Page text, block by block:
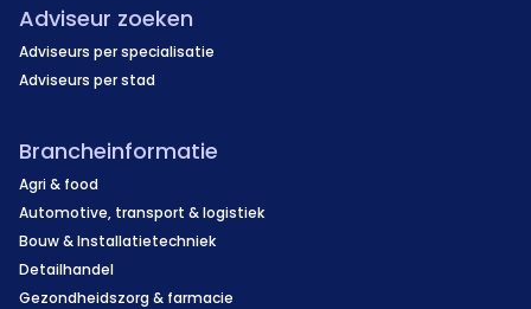
Adviseur zoeken
Adviseurs per specialisatie
Adviseurs per stad
Brancheinformatie
Agri & food
Automotive, transport & logistiek
Bouw & Installatietechniek
Detailhandel
Gezondheidszorg & farmacie